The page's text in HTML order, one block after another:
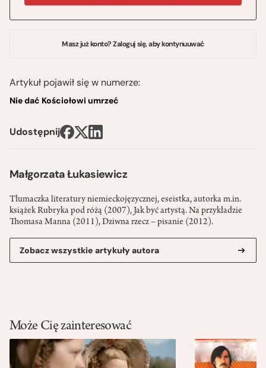
Małgorzata Łukasiewicz
Tłumaczka literatury niemieckojęzycznej, eseistka, autorka m.in.
książek Rubryka pod różą (2007), Jak być artystą. Na przykładzie
Thomasa Manna (2011), Dziwna rzecz – pisanie (2012).
Zobacz wszystkie artykuły autora
Masz już konto? Zaloguj się, aby kontynuuwać
Artykuł pojawił się w numerze:
Nie dać Kościołowi umrzeć
Udostępnij
Może Cię zainteresować